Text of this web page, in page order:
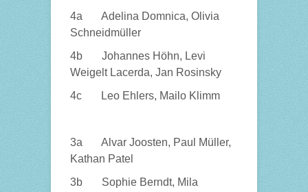
4a Adelina Domnica, Olivia
Schneidmüller
4b Johannes Höhn, Levi
Weigelt Lacerda, Jan Rosinsky
4c Leo Ehlers, Mailo Klimm
3a Alvar Joosten, Paul Müller,
Kathan Patel
3b Sophie Berndt, Mila